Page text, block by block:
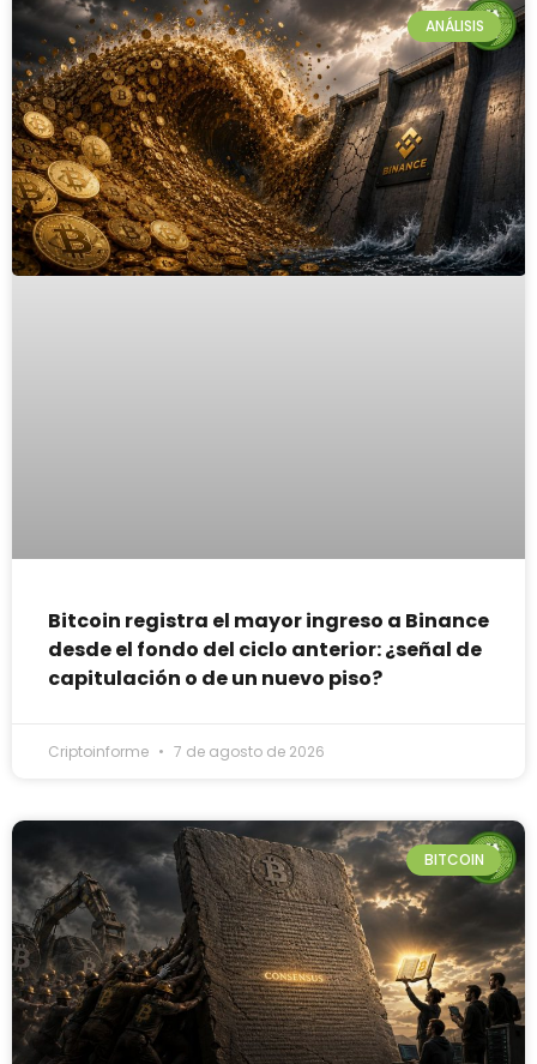
ANÁLISIS
Bitcoin registra el mayor ingreso a Binance
desde el fondo del ciclo anterior: ¿señal de
capitulación o de un nuevo piso?
Criptoinforme 7 de agosto de 2026
BITCOIN